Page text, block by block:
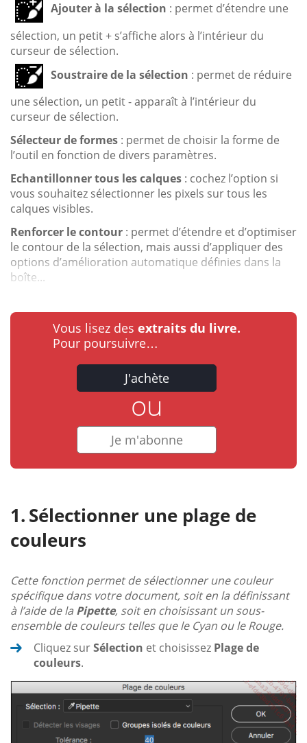
Ajouter à la sélection : permet d’étendre une
sélection, un petit + s’affiche alors à l’intérieur du
curseur de sélection.
Soustraire de la sélection : permet de réduire
une sélection, un petit - apparaît à l’intérieur du
curseur de sélection.
Sélecteur de formes : permet de choisir la forme de
l’outil en fonction de divers paramètres.
Echantillonner tous les calques : cochez l’option si
vous souhaitez sélectionner les pixels sur tous les
calques visibles.
Renforcer le contour : permet d’étendre et d’optimiser
le contour de la sélection, mais aussi d’appliquer des
options d’amélioration automatique définies dans la
boîte...
Vous lisez des extraits du livre.
Pour poursuivre…
J'achète
ou
Je m'abonne
Sélectionner une plage de
couleurs
Cette fonction permet de sélectionner une couleur
spécifique dans votre document, soit en la définissant
à l’aide de la Pipette, soit en choisissant un sous-
ensemble de couleurs telles que le Cyan ou le Rouge.
Cliquez surSélection et choisissez Plage de
couleurs.